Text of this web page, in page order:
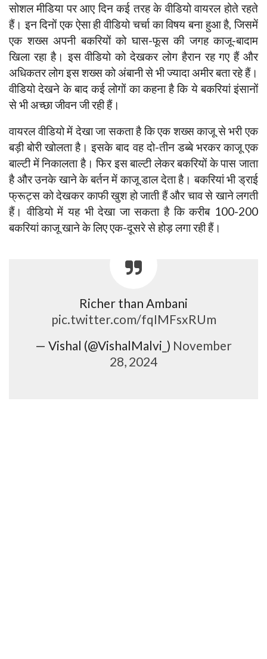
सोशल मीडिया पर आए दिन कई तरह के वीडियो वायरल होते रहते
हैं। इन दिनों एक ऐसा ही वीडियो चर्चा का विषय बना हुआ है, जिसमें
एक शख्स अपनी बकरियों को घास-फूस की जगह काजू-बादाम
खिला रहा है। इस वीडियो को देखकर लोग हैरान रह गए हैं और
अधिकतर लोग इस शख्स को अंबानी से भी ज्यादा अमीर बता रहे हैं।
वीडियो देखने के बाद कई लोगों का कहना है कि ये बकरियां इंसानों
से भी अच्छा जीवन जी रही हैं।
वायरल वीडियो में देखा जा सकता है कि एक शख्स काजू से भरी एक
बड़ी बोरी खोलता है। इसके बाद वह दो-तीन डब्बे भरकर काजू एक
बाल्टी में निकालता है। फिर इस बाल्टी लेकर बकरियों के पास जाता
है और उनके खाने के बर्तन में काजू डाल देता है। बकरियां भी ड्राई
फ्रूट्स को देखकर काफी खुश हो जाती हैं और चाव से खाने लगती
हैं। वीडियो में यह भी देखा जा सकता है कि करीब 100-200
बकरियां काजू खाने के लिए एक-दूसरे से होड़ लगा रही हैं।
Richer than Ambani
pic.twitter.com/fqIMFsxRUm
— Vishal (@VishalMalvi_) November
28, 2024